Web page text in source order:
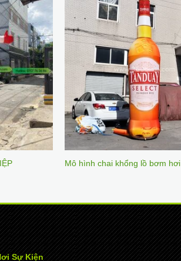
Mô hình chai khổng lồ bơm hơi
Sự Kiện